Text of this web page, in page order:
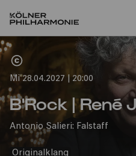
Mi 28.04.2027 | 20:00
B'Rock | René
Antonio Salieri: Falstaff
Originalklang